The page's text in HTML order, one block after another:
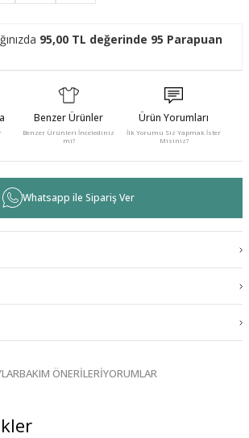
BAKIM ÖNERİLERİYORUMLAR
95,00 TL değerinde 95 Parapuan
Benzer Ürünler
Benzer Ürünleri İncelediniz
mi?
Ürün Yorumları
İlk Yorumu Siz Yapmak İster
Misiniz?
Whatsapp ile Sipariş Ver